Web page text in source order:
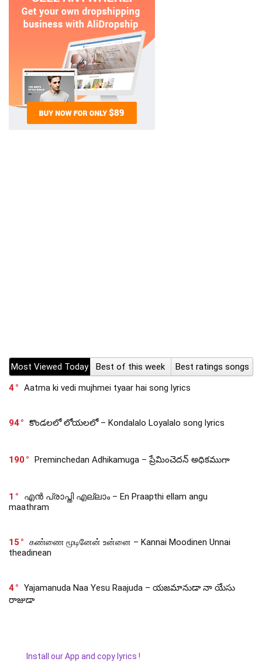
Most Viewed Today Best of this week
Best ratings songs
4
Aatma ki vedi mujhmei tyaar hai song lyrics
94 కొండలలో లోయలలో – Kondalalo Loyalalo song lyrics
190 Preminchedan Adhikamuga – ప్రేమించెదన్ అధికముగా
1
എൻ പ്രാപ്തി എല്ലാം – En Praapthi ellam angu
maathram
15
கண்ணை மூடினேன் உன்னை – Kannai Moodinen Unnai
theadinean
4
Yajamanuda Naa Yesu Raajuda – యజమానుడా నా యేసు
రాజుడా
Install our App and copy lyrics !